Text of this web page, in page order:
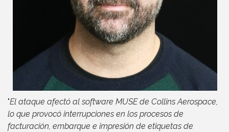
"El ataque afectó al software MUSE de Collins Aerospace,
lo que provocó interrupciones en los procesos de
facturación, embarque e impresión de etiquetas de